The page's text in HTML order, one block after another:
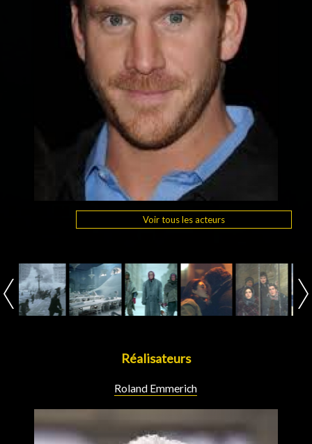
Voir tous les acteurs
Réalisateurs
Roland Emmerich